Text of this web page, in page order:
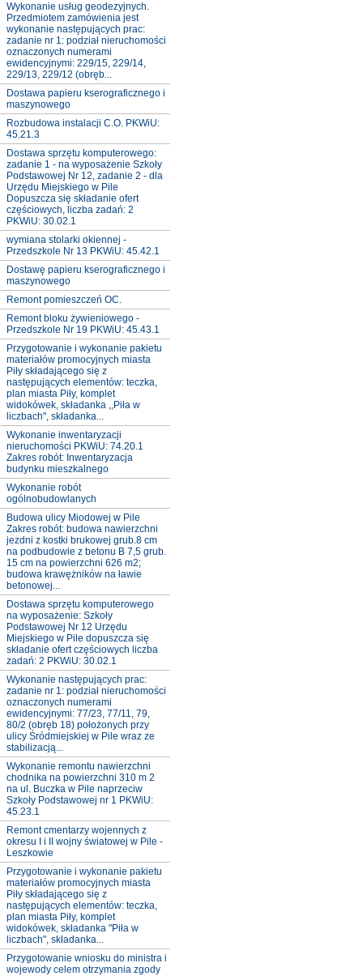
Wykonanie usług geodezyjnych.
Przedmiotem zamówienia jest
wykonanie następujących prac:
zadanie nr 1: podział nieruchomości
oznaczonych numerami
ewidencyjnymi: 229/15, 229/14,
229/13, 229/12 (obręb...
Dostawa papieru kserograficznego i
maszynowego
Rozbudowa instalacji C.O. PKWiU:
45.21.3
Dostawa sprzętu komputerowego:
zadanie 1 - na wyposażenie Szkoły
Podstawowej Nr 12, zadanie 2 - dla
Urzędu Miejskiego w Pile
Dopuszcza się składanie ofert
częściowych, liczba zadań: 2
PKWiU: 30.02.1
wymiana stolarki okiennej -
Przedszkole Nr 13 PKWiU: 45.42.1
Dostawę papieru kserograficznego i
maszynowego
Remont pomieszczeń OC.
Remont bloku żywieniowego -
Przedszkole Nr 19 PKWiU: 45.43.1
Przygotowanie i wykonanie pakietu
materiałów promocyjnych miasta
Piły składającego się z
następujących elementów: teczka,
plan miasta Piły, komplet
widokówek, składanka ,,Piła w
liczbach", składanka...
Wykonanie inwentaryzacji
nieruchomości PKWiU: 74.20.1
Zakres robót: Inwentaryzacja
budynku mieszkalnego
Wykonanie robót
ogólnobudowlanych
Budowa ulicy Miodowej w Pile
Zakres robót: budowa nawierzchni
jezdni z kostki brukowej grub.8 cm
na podbudowie z betonu B 7,5 grub.
15 cm na powierzchni 626 m2;
budowa krawężników na ławie
betonowej...
Dostawa sprzętu komputerowego
na wyposażenie: Szkoły
Podstawowej Nr 12 Urzędu
Miejskiego w Pile dopuszcza się
składanie ofert częściowych liczba
zadań: 2 PKWiU: 30.02.1
Wykonanie następujących prac:
zadanie nr 1: podział nieruchomości
oznaczonych numerami
ewidencyjnymi: 77/23, 77/11, 79,
80/2 (obręb 18) położonych przy
ulicy Śródmiejskiej w Pile wraz ze
stabilizacją...
Wykonanie remontu nawierzchni
chodnika na powierzchni 310 m 2
na ul. Buczka w Pile naprzeciw
Szkoły Podstawowej nr 1 PKWiU:
45.23.1
Remont cmentarzy wojennych z
okresu I i II wojny światowej w Pile -
Leszkowie
Przygotowanie i wykonanie pakietu
materiałów promocyjnych miasta
Piły składającego się z
następujących elementów: teczka,
plan miasta Piły, komplet
widokówek, składanka "Piła w
liczbach", składanka...
Przygotowanie wniosku do ministra i
wojewody celem otrzymania zgody